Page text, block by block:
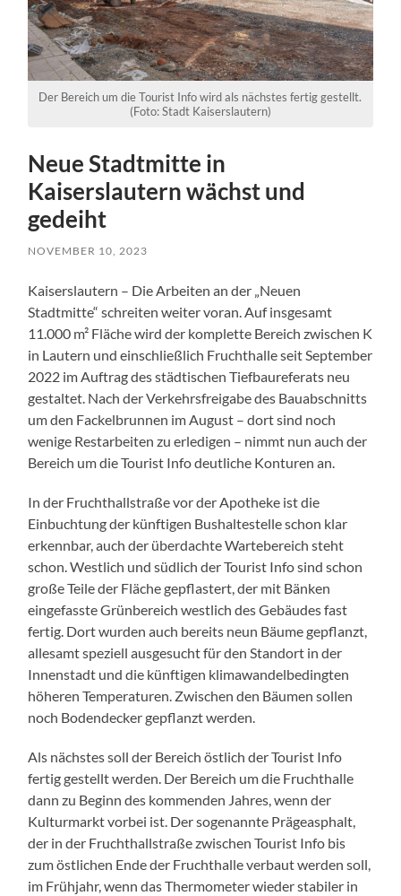
Der Bereich um die Tourist Info wird als nächstes fertig gestellt.
(Foto: Stadt Kaiserslautern)
Neue Stadtmitte in
Kaiserslautern wächst und
gedeiht
NOVEMBER 10, 2023
Kaiserslautern – Die Arbeiten an der „Neuen
Stadtmitte“ schreiten weiter voran. Auf insgesamt
11.000 m² Fläche wird der komplette Bereich zwischen K
in Lautern und einschließlich Fruchthalle seit September
2022 im Auftrag des städtischen Tiefbaureferats neu
gestaltet. Nach der Verkehrsfreigabe des Bauabschnitts
um den Fackelbrunnen im August – dort sind noch
wenige Restarbeiten zu erledigen – nimmt nun auch der
Bereich um die Tourist Info deutliche Konturen an.
In der Fruchthallstraße vor der Apotheke ist die
Einbuchtung der künftigen Bushaltestelle schon klar
erkennbar, auch der überdachte Wartebereich steht
schon. Westlich und südlich der Tourist Info sind schon
große Teile der Fläche gepflastert, der mit Bänken
eingefasste Grünbereich westlich des Gebäudes fast
fertig. Dort wurden auch bereits neun Bäume gepflanzt,
allesamt speziell ausgesucht für den Standort in der
Innenstadt und die künftigen klimawandelbedingten
höheren Temperaturen. Zwischen den Bäumen sollen
noch Bodendecker gepflanzt werden.
Als nächstes soll der Bereich östlich der Tourist Info
fertig gestellt werden. Der Bereich um die Fruchthalle
dann zu Beginn des kommenden Jahres, wenn der
Kulturmarkt vorbei ist. Der sogenannte Prägeasphalt,
der in der Fruchthallstraße zwischen Tourist Info bis
zum östlichen Ende der Fruchthalle verbaut werden soll,
im Frühjahr, wenn das Thermometer wieder stabiler in